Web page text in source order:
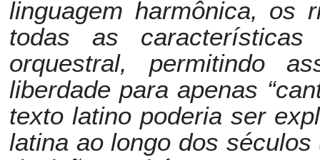
linguagem harmônica, os
todas as
orquestral, permitindo
liberdade para apenas
texto latino poderia ser
latina ao longo dos